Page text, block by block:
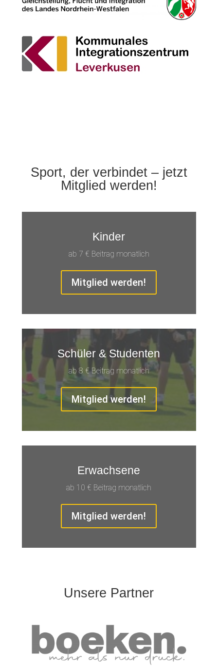
Sport, der verbindet – jetzt
Mitglied werden!
Kinder
ab 7 € Beitrag monatlich
Mitglied werden!
Schüler & Studenten
ab 8 € Beitrag monatlich
Mitglied werden!
Erwachsene
ab 10 € Beitrag monatlich
Mitglied werden!
Unsere Partner